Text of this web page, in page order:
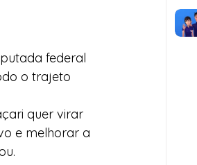
federal
o trajeto
quer virar
e melhorar a